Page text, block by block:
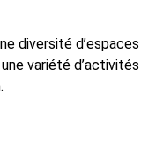
diversité d’espaces
variété d’activités